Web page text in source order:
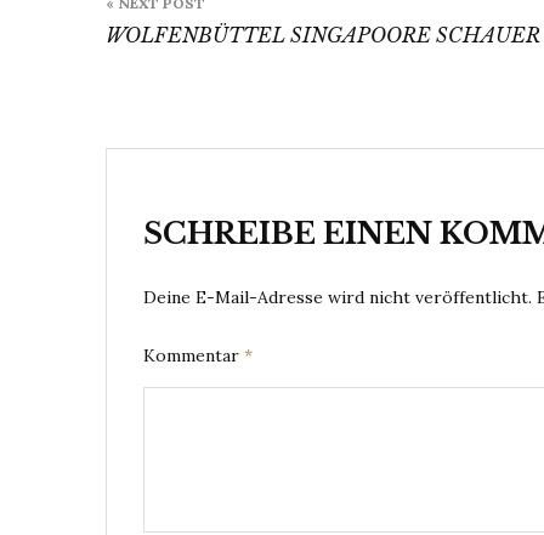
WOLFENBÜTTEL SINGAPOORE SCHAUER
SCHREIBE EINEN
Deine E-Mail-Adresse wird nicht veröffentlicht.
Kommentar *